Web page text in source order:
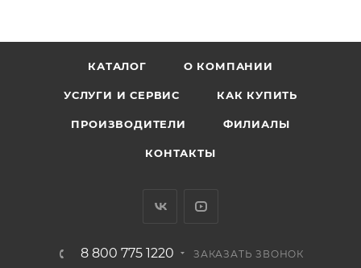
КАТАЛОГ О КОМПАНИИ
УСЛУГИ И СЕРВИС КАК КУПИТЬ
ПРОИЗВОДИТЕЛИ ФИЛИАЛЫ
КОНТАКТЫ
8 800 775 1220 ЗАКАЗАТЬ ЗВОНОК